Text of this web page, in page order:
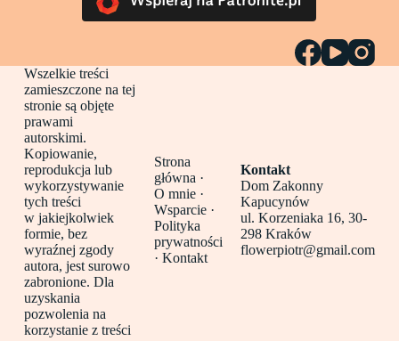
Wszelkie treści
zamieszczone na tej
stronie są objęte
prawami
autorskimi.
Kopiowanie,
reprodukcja lub
wykorzystywanie
tych treści
w jakiejkolwiek
formie, bez
wyraźnej zgody
autora, jest surowo
zabronione. Dla
uzyskania
pozwolenia na
korzystanie z treści
Strona
główna ·
O mnie ·
Wsparcie ·
Polityka
prywatności
·Kontakt
Kontakt
Dom Zakonny
Kapucynów
ul. Korzeniaka 16, 30-
298 Kraków
flowerpiotr@gmail.com